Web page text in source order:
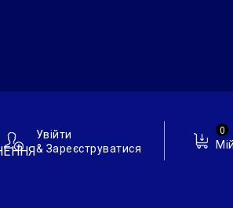
0
Увійти
& Зареєструватися